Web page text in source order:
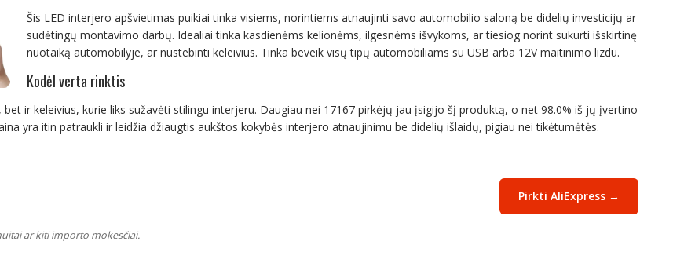
Šis LED interjero apšvietimas puikiai tinka visiems, norintiems atnaujinti savo automobilio saloną be didelių investicijų ar
sudėtingų montavimo darbų. Idealiai tinka kasdienėms kelionėms, ilgesnėms išvykoms, ar tiesiog norint sukurti išskirtinę
nuotaiką automobilyje, ar nustebinti keleivius. Tinka beveik visų tipų automobiliams su USB arba 12V maitinimo lizdu.
Kodėl verta rinktis
ir keleivius, kurie liks sužavėti stilingu interjeru. Daugiau nei 17167 pirkėjų jau įsigijo šį produktą, o net 98.0% iš jų įvertino
yra itin patraukli ir leidžia džiaugtis aukštos kokybės interjero atnaujinimu be didelių išlaidų, pigiau nei tikėtumėtės.
Pirkti AliExpress →
ar kiti importo mokesčiai.